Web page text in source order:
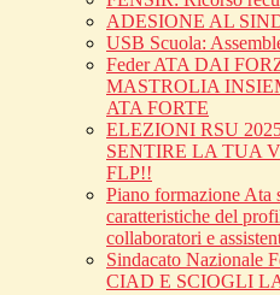
ADESIONE AL
USB Scuola:
Feder ATA DAI
MASTROLIA
ATA FORTE
ELEZIONI RSU
SENTIRE LA TUA
FLP!!
Piano formazione Ata
caratteristiche del
collaboratori e
Sindacato Nazionale
CIAD E SCIOGLI